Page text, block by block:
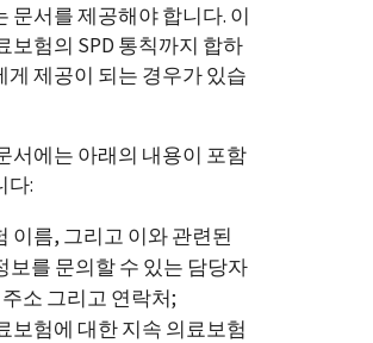
문서를 제공해야 합니다. 이
보험의 SPD 통칙까지 합하
게 제공이 되는 경우가 있습
서에는 아래의 내용이 포함
다:
이름, 그리고 이와 관련된
보를 문의할 수 있는 담당자
소 그리고 연락처;
보험에 대한 지속 의료보험